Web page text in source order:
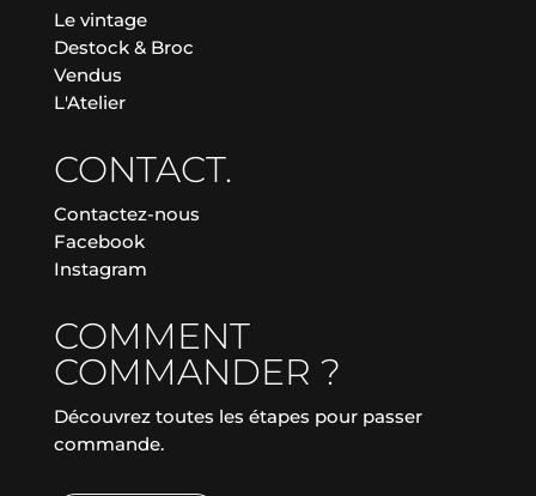
Le vintage
Destock & Broc
Vendus
L'Atelier
CONTACT.
Contactez-nous
Facebook
Instagram
COMMENT
COMMANDER ?
Découvrez toutes les étapes pour passer
commande.